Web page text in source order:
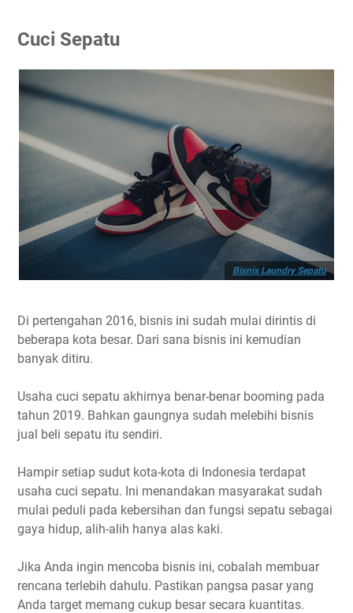
Cuci Sepatu
Bisnis Laundry Sepatu
Di pertengahan 2016, bisnis ini sudah mulai dirintis di
beberapa kota besar. Dari sana bisnis ini kemudian
banyak ditiru.
Usaha cuci sepatu akhirnya benar-benar booming pada
tahun 2019. Bahkan gaungnya sudah melebihi bisnis
jual beli sepatu itu sendiri.
Hampir setiap sudut kota-kota di Indonesia terdapat
usaha cuci sepatu. Ini menandakan masyarakat sudah
mulai peduli pada kebersihan dan fungsi sepatu sebagai
gaya hidup, alih-alih hanya alas kaki.
Jika Anda ingin mencoba bisnis ini, cobalah membuar
rencana terlebih dahulu. Pastikan pangsa pasar yang
Anda target memang cukup besar secara kuantitas.